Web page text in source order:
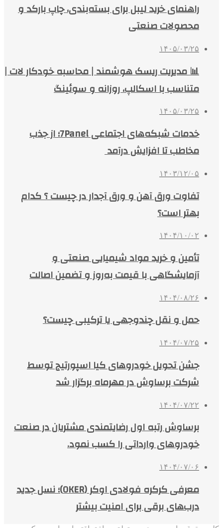
راهنمای خرید لیبل برای بسته‌بندی، چاپ بارکد و
محصولات صنعتی
۱۴۰۵/۰۳/۲۵
📊 مدیریت ریسک هوشمند | محاسبه خودکار لات |
متناسب با اسکالپ، روزانه و سوئینگ
۱۴۰۵/۰۳/۲۵
خدمات شبکه‌های اجتماعی 7Panel؛ از جذب
مخاطب تا افزایش درآمد
۱۴۰۳/۱۲/۰۵
تفاوت ورق آهن و ورق آجدار در چیست ؟ کدام
بهتر است؟
۱۴۰۴/۱۰/۰۲
تأمین و خرید مواد شیمیایی صنعتی و
آزمایشگاهی با قیمت به‌روز و تضمین اصالت
۱۴۰۴/۰۸/۲۶
حمل و نقل چندوجهی یا ترکیبی چیست؟
۱۴۰۴/۰۷/۲۵
جشن تحویل خودروهای کیا اسپورتیج توسط
شرکت برساوش در مهرماه برگزار شد
۱۴۰۴/۰۷/۲۲
برساوش رتبه اول رضایتمندی مشتریان در صنعت
خودروهای وارداتی را کسب نمود.
۱۴۰۴/۰۷/۰۶
معرفی کرکره فولادی اوکر (OKER)؛ نسل جدید
درب‌های برقی برای امنیت بیشتر